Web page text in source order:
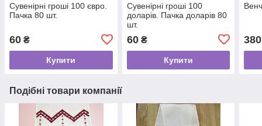
Сувенірні гроші 100 євро.
Пачка 80 шт.
60 ₴
Купити
Сувенірні гроші 100
доларів. Пачка доларів 80
шт.
60₴
Купити
380
Подібні товари компанії